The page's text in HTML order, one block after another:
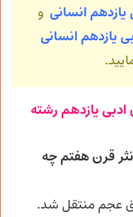
یازدهم انسانی و
یازدهم انسانی
یازدهم رشته
قرن هفتم چه
عجم منتقل شد.